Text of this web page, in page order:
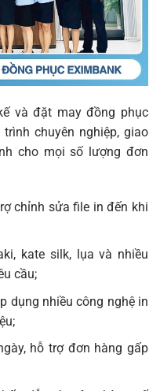
và đặt may đồng phục
chuyên nghiệp, giao
cho mọi số lượng đơn
chỉnh sửa file in đến khi
kate silk, lụa và nhiều
cầu;
dụng nhiều công nghệ in
hỗ trợ đơn hàng gấp